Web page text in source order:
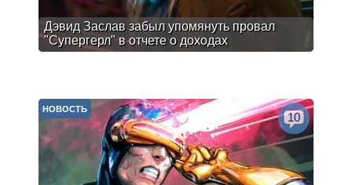
Дэвид Заслав забыл упомянуть провал
"Супергерл" в отчете о доходах
НОВОСТЬ
10